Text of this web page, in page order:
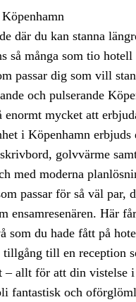
där du kan stanna
så många som tio hotell
passar dig som vill
och pulserande
enormt mycket att
i Köpenhamn erbjuds
golvvärme
med moderna
passar för så väl par,
ensamresenären. Här
som du hade fått på
tillgång till en reception
– allt för att din vistelse i
fantastisk och